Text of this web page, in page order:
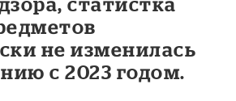
не изменилась
с 2023 годом.